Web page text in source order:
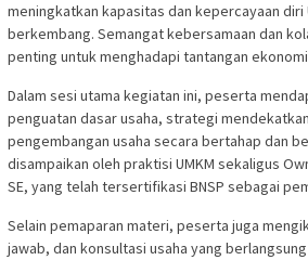
meningkatkan kapasitas dan kepercayaan diri
berkembang. Semangat kebersamaan dan
penting untuk menghadapi tantangan
Dalam sesi utama kegiatan ini, peserta
penguatan dasar usaha, strategi
pengembangan usaha secara bertahap dan
disampaikan oleh praktisi UMKM sekaligus
SE, yang telah tersertifikasi BNSP sebagai
Selain pemaparan materi, peserta juga
jawab, dan konsultasi usaha yang